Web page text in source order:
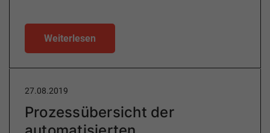
Weiterlesen
27.08.2019
Prozessübersicht der